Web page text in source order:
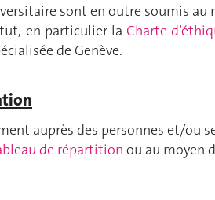
sont en outre soumis au
en particulier la Charte
de Genève.
auprès des personnes et/ou
de répartition ou au moyen